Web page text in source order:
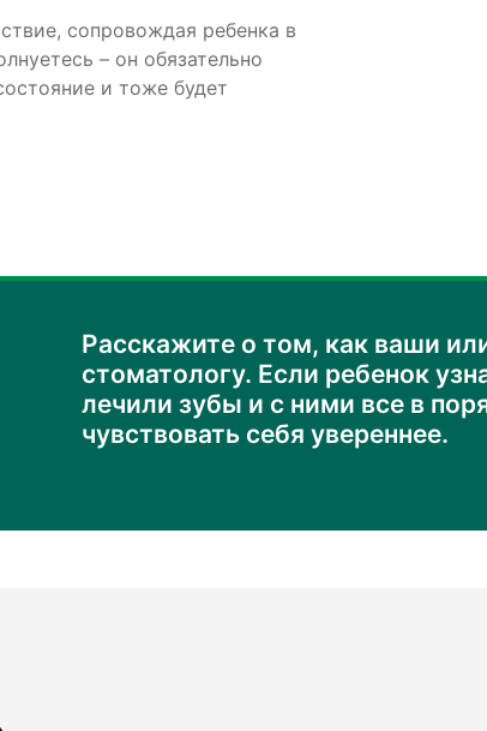
сопровождая ребенка в
– он обязательно
и тоже будет
Расскажите о том, как ваши
стоматологу. Если ребенок
лечили зубы и с ними все в
чувствовать себя увереннее.